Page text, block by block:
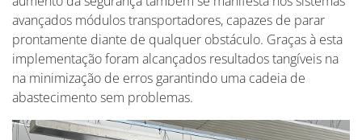
avançados módulos transportadores, capazes de parar
prontamente diante de qualquer obstáculo. Graças à esta
implementação foram alcançados resultados tangíveis na
na minimização de erros garantindo uma cadeia de
abastecimento sem problemas.